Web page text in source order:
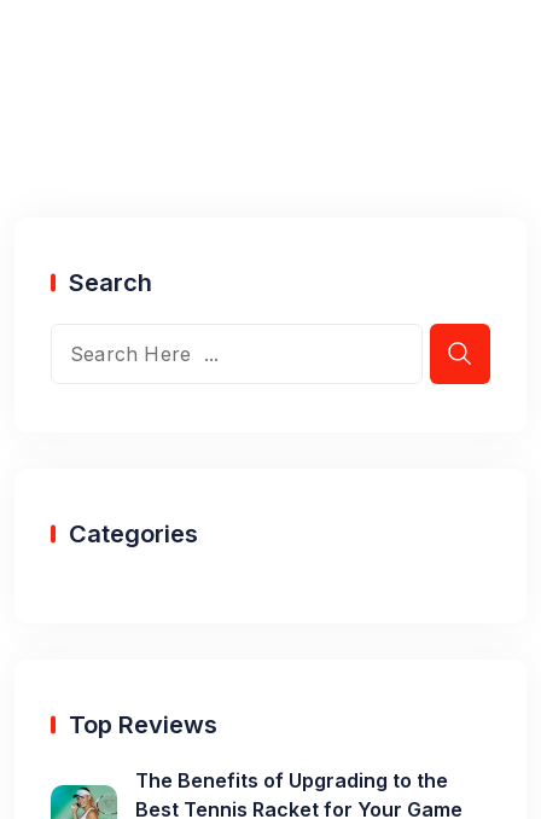
Search
Categories
Top Reviews
The Benefits of Upgrading to the
Best Tennis Racket for Your Game